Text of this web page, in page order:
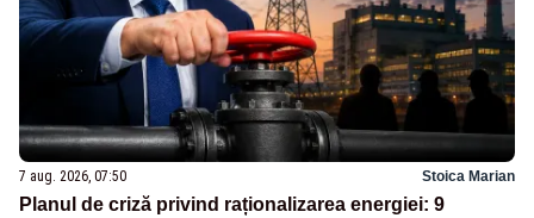
7 aug. 2026, 07:50 Stoica Marian
Planul de criză privind raționalizarea energiei: 9